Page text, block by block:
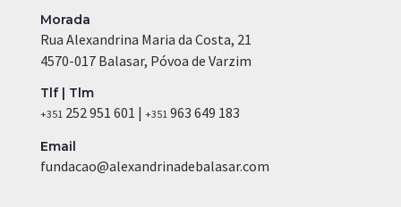
Morada
Rua Alexandrina Maria da Costa, 21
4570-017 Balasar, Póvoa de Varzim
Tlf | Tlm
+351252 951 601 | +351963 649 183
Email
fundacao@alexandrinadebalasar.com